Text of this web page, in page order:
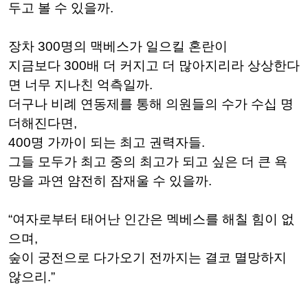
두고 볼 수 있을까.
장차 300명의 맥베스가 일으킬 혼란이
지금보다 300배 더 커지고 더 많아지리라 상상한다
면 너무 지나친 억측일까.
더구나 비례 연동제를 통해 의원들의 수가 수십 명
더해진다면,
400명 가까이 되는 최고 권력자들.
그들 모두가 최고 중의 최고가 되고 싶은 더 큰 욕
망을 과연 얌전히 잠재울 수 있을까.
“여자로부터 태어난 인간은 멕베스를 해칠 힘이 없
으며,
숲이 궁전으로 다가오기 전까지는 결코 멸망하지
않으리.”